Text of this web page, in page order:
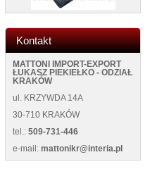
Kontakt
MATTONI IMPORT-EXPORT
ŁUKASZ PIEKIEŁKO - ODZIAŁ
KRAKÓW
ul. KRZYWDA 14A
30-710 KRAKÓW
tel.: 509-731-446
e-mail: mattonikr@interia.pl